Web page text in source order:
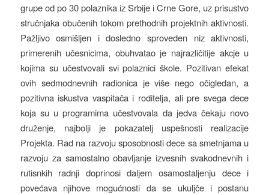
grupe od po 30 polaznika iz Srbije i Crne Gore, uz prisustvo
stručnjaka obučenih tokom prethodnih projektnih aktivnosti.
Pažljivo osmišljen i dosledno sproveden niz aktivnosti,
primerenih učesnicima, obuhvatao je najrazličitije akcje u
kojima su učestvovali svi polaznici škole. Pozitivan efekat
ovih sedmodnevnih radionica je više nego očigledan, a
pozitivna iskustva vaspitača i roditelja, ali pre svega dece
koja su u programima učestvovala da jedva čekaju novo
druženje, najbolji je pokazatelj uspešnosti realizacije
Projekta. Rad na razvoju sposobnosti dece sa smetnjama u
razvoju za samostalno obavljanje izvesnih svakodnevnih i
rutisnkih radnji doprinosi daljem osamostaljenju dece i
povećava njihove mogućnosti da se ukuljče i postanu